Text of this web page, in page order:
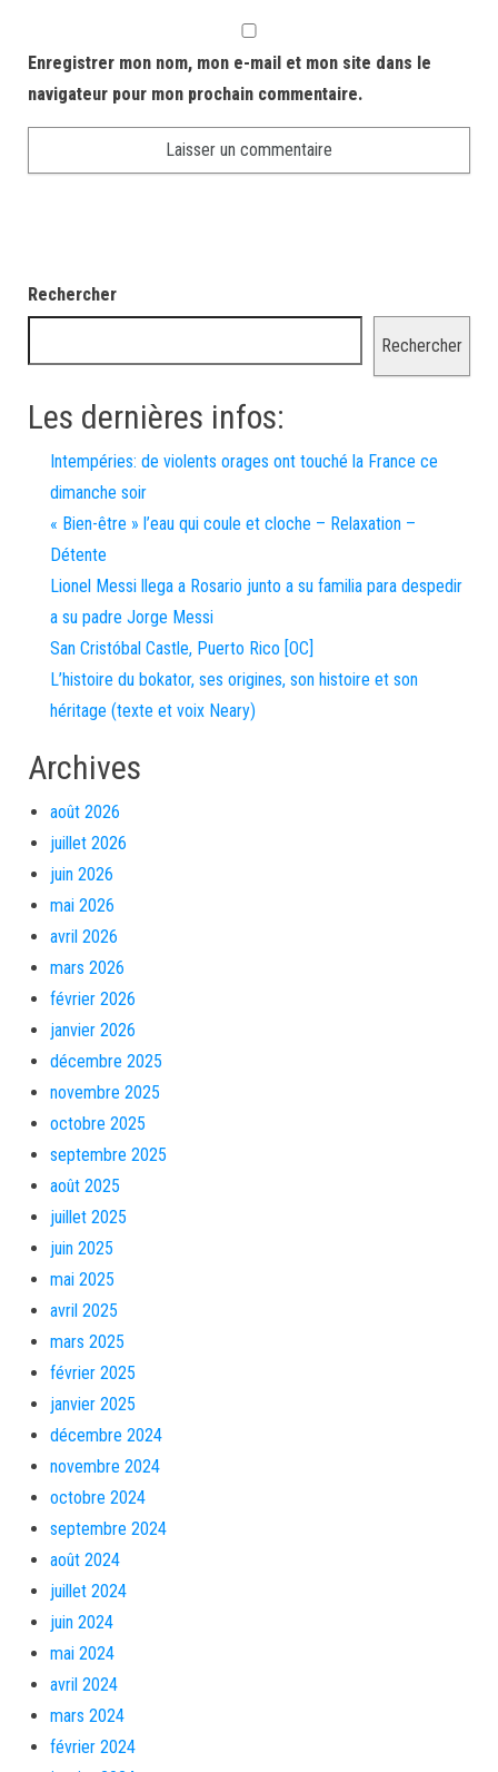
Enregistrer mon nom, mon e-mail et mon site dans le
navigateur pour mon prochain commentaire.
Rechercher
Rechercher
Les dernières infos:
Intempéries: de violents orages ont touché la France ce
dimanche soir
« Bien-être » l’eau qui coule et cloche – Relaxation –
Détente
Lionel Messi llega a Rosario junto a su familia para despedir
a su padre Jorge Messi
San Cristóbal Castle, Puerto Rico [OC]
L’histoire du bokator, ses origines, son histoire et son
héritage (texte et voix Neary)
Archives
août 2026
juillet 2026
juin 2026
mai 2026
avril 2026
mars 2026
février 2026
janvier 2026
décembre 2025
novembre 2025
octobre 2025
septembre 2025
août 2025
juillet 2025
juin 2025
mai 2025
avril 2025
mars 2025
février 2025
janvier 2025
décembre 2024
novembre 2024
octobre 2024
septembre 2024
août 2024
juillet 2024
juin 2024
mai 2024
avril 2024
mars 2024
février 2024